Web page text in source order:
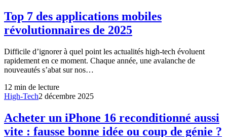
Top 7 des applications mobiles
révolutionnaires de 2025
Difficile d’ignorer à quel point les actualités high-tech évoluent
rapidement en ce moment. Chaque année, une avalanche de
nouveautés s’abat sur nos…
12 min de lecture
High-Tech2 décembre 2025
Acheter un iPhone 16 reconditionné aussi
vite : fausse bonne idée ou coup de génie ?